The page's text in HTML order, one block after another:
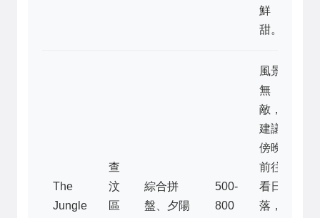
鮮
甜。
The
Jungle
查
汶
區
綜合拼
盤、夕陽
500-
800
風景
無
敵，
建議
傍晚
前往
看日
落，